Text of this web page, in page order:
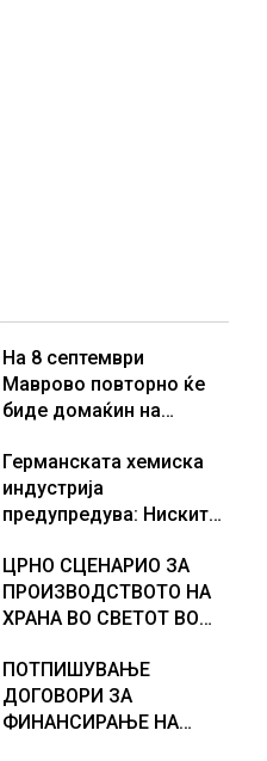
На 8 септември
Маврово повторно ќе
биде домаќин на
HalkVelo Green
Германската хемиска
индустрија
предупредува: Ниските
да го намалат
производството
ЦРНО СЦЕНАРИО ЗА
ПРОИЗВОДСТВОТО НА
ХРАНА ВО СВЕТОТ ВО
ќе доведе
дополнителни 50
милиони луѓе во акутен
ПОТПИШУВАЊЕ
ДОГОВОРИ ЗА
ФИНАНСИРАЊЕ НА